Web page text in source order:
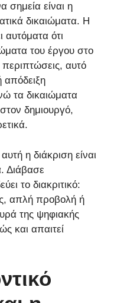
είναι η
δικαιώματα. Η
αυτόματα ότι
του έργου στο
αυτό
απόδειξη
τα δικαιώματα
δημιουργό,
η διάκριση είναι
Διάβασε
το διακριτικό:
απλή προβολή ή
της ψηφιακής
και απαιτεί